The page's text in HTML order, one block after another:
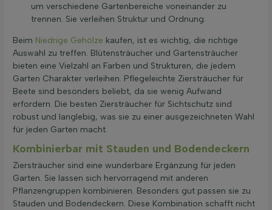
um verschiedene Gartenbereiche voneinander zu
trennen. Sie verleihen Struktur und Ordnung.
Beim Niedrige Gehölze kaufen, ist es wichtig, die richtige
Auswahl zu treffen. Blütensträucher und Gartensträucher
bieten eine Vielzahl an Farben und Strukturen, die jedem
Garten Charakter verleihen. Pflegeleichte Ziersträucher für
Beete sind besonders beliebt, da sie wenig Aufwand
erfordern. Die besten Ziersträucher für Sichtschutz sind
robust und langlebig, was sie zu einer ausgezeichneten Wahl
für jeden Garten macht.
Kombinierbar mit Stauden und Bodendeckern
Ziersträucher sind eine wunderbare Ergänzung für jeden
Garten. Sie lassen sich hervorragend mit anderen
Pflanzengruppen kombinieren. Besonders gut passen sie zu
Stauden und Bodendeckern. Diese Kombination schafft nicht